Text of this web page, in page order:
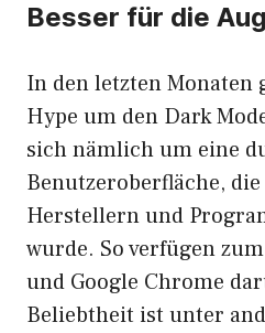
Besser für die
In den letzten Monaten
Hype um den Dark
sich nämlich um eine
Benutzeroberfläche,
Herstellern und
wurde. So verfügen
und Google Chrome
Beliebtheit ist unter